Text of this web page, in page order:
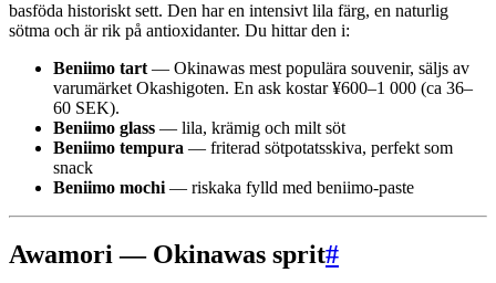
basföda historiskt sett. Den har en intensivt lila färg, en naturlig
sötma och är rik på antioxidanter. Du hittar den i:
Beniimo tart — Okinawas mest populära souvenir, säljs av
varumärket Okashigoten. En ask kostar ¥600–1 000 (ca 36–
60 SEK).
Beniimo glass — lila, krämig och milt söt
Beniimo tempura — friterad sötpotatsskiva, perfekt som
snack
Beniimo mochi — riskaka fylld med beniimo-paste
Awamori — Okinawas sprit#